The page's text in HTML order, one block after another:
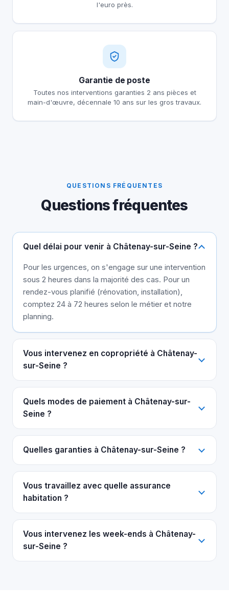
l'euro près.
Garantie de poste
Toutes nos interventions garanties 2 ans pièces et
main-d'œuvre, décennale 10 ans sur les gros travaux.
QUESTIONS FRÉQUENTES
Questions fréquentes
Quel délai pour venir à Châtenay-sur-Seine ?
Pour les urgences, on s'engage sur une intervention
sous 2 heures dans la majorité des cas. Pour un
rendez-vous planifié (rénovation, installation),
comptez 24 à 72 heures selon le métier et notre
planning.
Vous intervenez en copropriété à Châtenay-
sur-Seine ?
Quels modes de paiement à Châtenay-sur-
Seine ?
Quelles garanties à Châtenay-sur-Seine ?
Vous travaillez avec quelle assurance
habitation ?
Vous intervenez les week-ends à Châtenay-
sur-Seine ?